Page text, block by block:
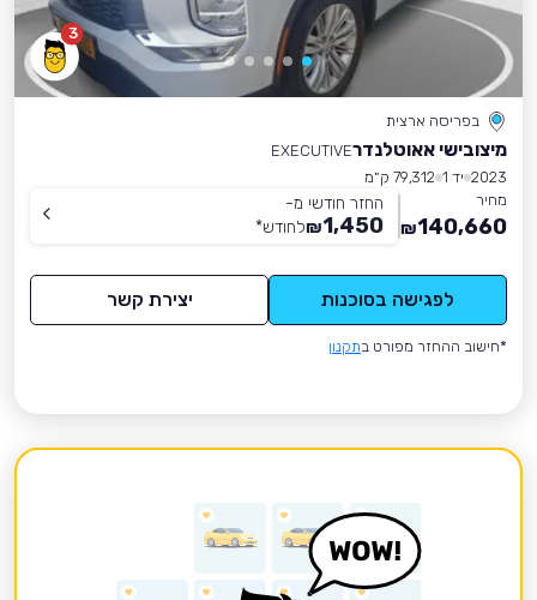
3
בפריסה ארצית
מיצובישי אאוטלנדרEXECUTIVE
2023 יד 1
79,312 ק״מ
מחיר
140,660
₪
החזר חודשי מ-
1,450
₪לחודש*
לפגישה בסוכנות יצירת קשר
*חישוב ההחזר מפורט בתקנון